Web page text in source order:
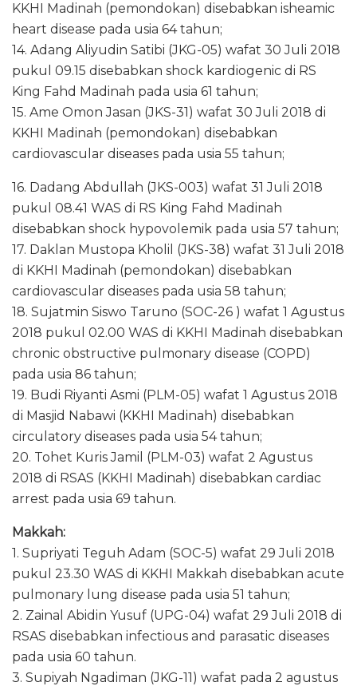
KKHI Madinah (pemondokan) disebabkan isheamic
heart disease pada usia 64 tahun;
14. Adang Aliyudin Satibi (JKG-05) wafat 30 Juli 2018
pukul 09.15 disebabkan shock kardiogenic di RS
King Fahd Madinah pada usia 61 tahun;
15. Ame Omon Jasan (JKS-31) wafat 30 Juli 2018 di
KKHI Madinah (pemondokan) disebabkan
cardiovascular diseases pada usia 55 tahun;
16. Dadang Abdullah (JKS-003) wafat 31 Juli 2018
pukul 08.41 WAS di RS King Fahd Madinah
disebabkan shock hypovolemik pada usia 57 tahun;
17. Daklan Mustopa Kholil (JKS-38) wafat 31 Juli 2018
di KKHI Madinah (pemondokan) disebabkan
cardiovascular diseases pada usia 58 tahun;
18. Sujatmin Siswo Taruno (SOC-26 ) wafat 1 Agustus
2018 pukul 02.00 WAS di KKHI Madinah disebabkan
chronic obstructive pulmonary disease (COPD)
pada usia 86 tahun;
19. Budi Riyanti Asmi (PLM-05) wafat 1 Agustus 2018
di Masjid Nabawi (KKHI Madinah) disebabkan
circulatory diseases pada usia 54 tahun;
20. Tohet Kuris Jamil (PLM-03) wafat 2 Agustus
2018 di RSAS (KKHI Madinah) disebabkan cardiac
arrest pada usia 69 tahun.
Makkah:
1. Supriyati Teguh Adam (SOC-5) wafat 29 Juli 2018
pukul 23.30 WAS di KKHI Makkah disebabkan acute
pulmonary lung disease pada usia 51 tahun;
2. Zainal Abidin Yusuf (UPG-04) wafat 29 Juli 2018 di
RSAS disebabkan infectious and parasatic diseases
pada usia 60 tahun.
3. Supiyah Ngadiman (JKG-11) wafat pada 2 agustus